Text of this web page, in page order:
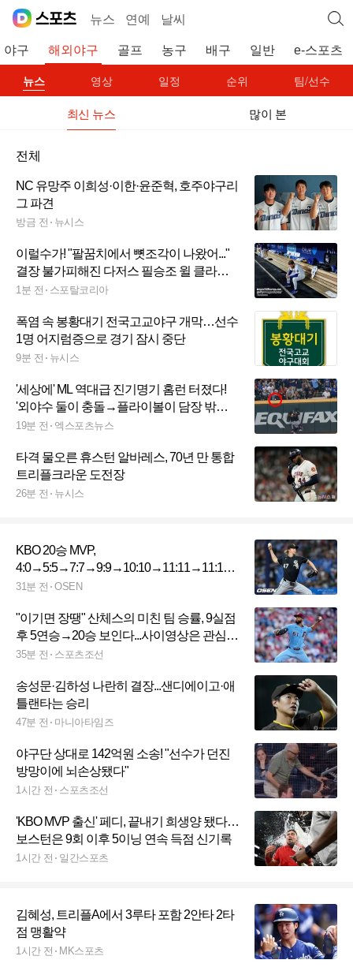
뉴스 연예 날씨
야구 해외야구 골프 농구 배구 일반 e-스포츠
뉴스 영상 일정 순위 팀/선수
최신 뉴스 많이 본
전체
NC 유망주 이희성·이한·윤준혁, 호주야구리
그 파견
방금 전 뉴시스
이럴수가! "팔꿈치에서 뼛조각이 나왔어..."
결장 불가피해진 다저스 필승조 윌 클라
인...PS 아웃 가능성도 높아
1분 전 스포탈코리아
폭염 속 봉황대기 전국고교야구 개막…선수
1명 어지럼증으로 경기 잠시 중단
9분 전 뉴시스
'세상에' ML 역대급 진기명기 홈런 터졌다!
'외야수 둘이 충돌→플라이볼이 담장 밖으
로 쏙'…美 중계진도 "평생 한 번 볼까 말까"
19분 전 엑스포츠뉴스
타격 물오른 휴스턴 알바레스, 70년 만 통합
트리플크라운 도전장
26분 전 뉴시스
KBO 20승 MVP,
4:0→5:5→7:7→9:9→10:10→11:11→11:12
역대급 끝내기 패배 희생양 됐다
31분 전 OSEN
"이기면 장땡" 산체스의 미친 팀 승률, 9실점
후 5연승→20승 보인다...사이영상은 관심
밖
35분 전 스포츠조선
송성문·김하성 나란히 결장...샌디에이고·애
틀랜타는 승리
47분 전 마니아타임즈
야구단 상대로 142억원 소송! "선수가 던진
방망이에 뇌손상됐다"
1시간 전 스포츠조선
'KBO MVP 출신' 페디, 끝내기 희생양 됐다…
보스턴은 9회 이후 5이닝 연속 득점 신기록
1시간 전 일간스포츠
김혜성, 트리플A에서 3루타 포함 2안타 2타
점 맹활약
1시간 전 MK스포츠